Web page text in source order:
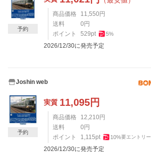
商品価格 11,550 円
送料
0 円
ポイント
529pt 5%
2026/12/30に発売予定
予約
Joshin web
実質 11,095円
商品価格 12,210 円
送料
0 円
ポイント
1,115pt 10%要エントリー
2026/12/30に発売予定
予約